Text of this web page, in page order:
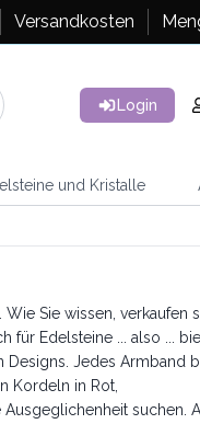
Versandkosten
Login
und Kristalle
Wie Sie wissen, verkaufen
für Edelsteine ... also ...
Jedes Armband
Kordeln in Rot,
suchen.